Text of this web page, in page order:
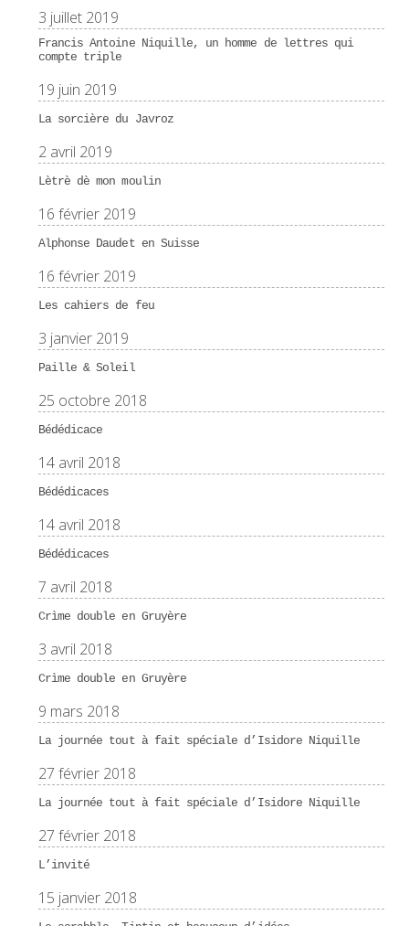
3 juillet 2019
Francis Antoine Niquille, un homme de lettres qui
compte triple
19 juin 2019
La sorcière du Javroz
2 avril 2019
Lètrè dè mon moulin
16 février 2019
Alphonse Daudet en Suisse
16 février 2019
Les cahiers de feu
3 janvier 2019
Paille & Soleil
25 octobre 2018
Bédédicace
14 avril 2018
Bédédicaces
14 avril 2018
Bédédicaces
7 avril 2018
Crìme double en Gruyère
3 avril 2018
Crìme double en Gruyère
9 mars 2018
La journée tout à fait spéciale d’Isidore Niquille
27 février 2018
La journée tout à fait spéciale d’Isidore Niquille
27 février 2018
L’invité
15 janvier 2018